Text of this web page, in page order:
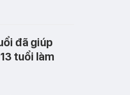
đã giúp
tuổi làm